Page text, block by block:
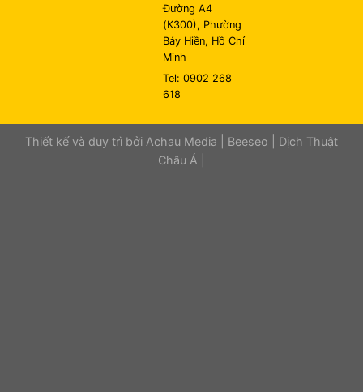
Đường A4
(K300), Phường
Bảy Hiền, Hồ Chí
Minh
Tel: 0902 268
618
Thiết kế và duy trì bởi Achau Media Beeseo
Dịch Thuật
Châu Á